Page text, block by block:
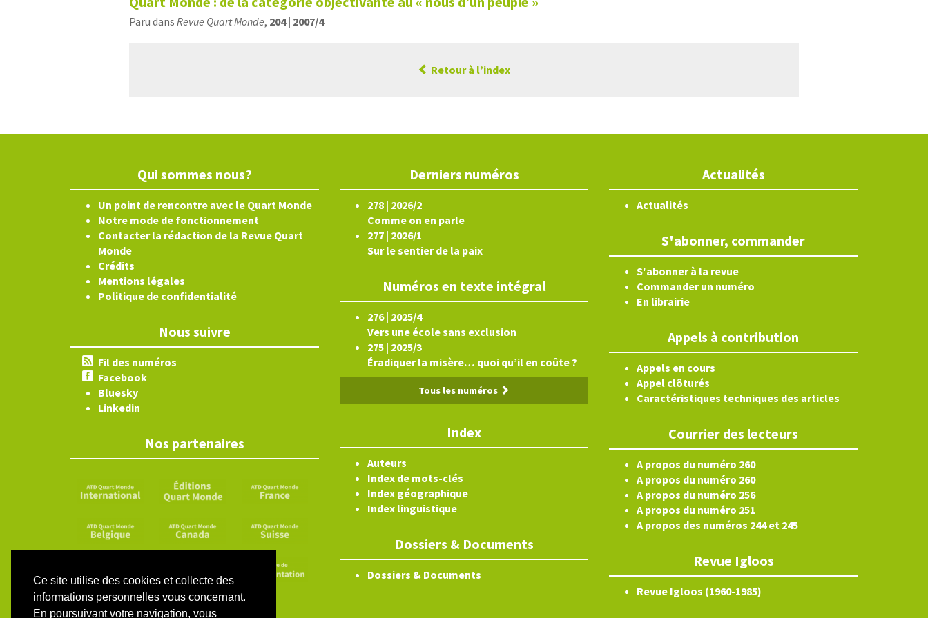
Ce site utilise des cookies et collecte des
informations personnelles vous concernant.
En poursuivant votre navigation, vous
Paru dans Revue Quart Monde, 204 | 2007/4
Retour à l’index
Qui sommes nous?
Un point de rencontre avec le Quart Monde
Notre mode de fonctionnement
Contacter la rédaction de la Revue Quart
Monde
Crédits
Mentions légales
Politique de confidentialité
Nous suivre
Fil des numéros
Facebook
Bluesky
Linkedin
Nos partenaires
Derniers numéros
278 | 2026/2
Comme on en parle
277 | 2026/1
Sur le sentier de la paix
Numéros en texte intégral
276 | 2025/4
Vers une école sans exclusion
275 | 2025/3
Éradiquer la misère… quoi qu’il en coûte ?
Tous les numéros
Index
Auteurs
Index de mots-clés
Index géographique
Index linguistique
Dossiers & Documents
Dossiers & Documents
Actualités
Actualités
S'abonner, commander
S'abonner à la revue
Commander un numéro
En librairie
Appels à contribution
Appels en cours
Appel clôturés
Caractéristiques techniques des articles
Courrier des lecteurs
A propos du numéro 260
A propos du numéro 260
A propos du numéro 256
A propos du numéro 251
A propos des numéros 244 et 245
Revue Igloos
Revue Igloos (1960-1985)